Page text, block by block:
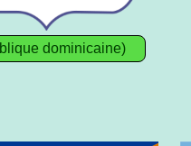
dominicaine)